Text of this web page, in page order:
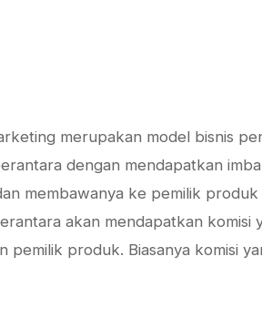
merupakan model bisnis
dengan mendapatkan
membawanya ke pemilik
akan mendapatkan komisi
pemilik produk. Biasanya komisi